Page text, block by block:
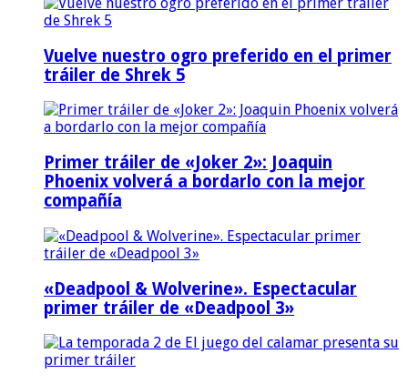
Vuelve nuestro ogro preferido en el primer
tráiler de Shrek 5
Primer tráiler de «Joker 2»: Joaquin
Phoenix volverá a bordarlo con la mejor
compañía
«Deadpool & Wolverine». Espectacular
primer tráiler de «Deadpool 3»